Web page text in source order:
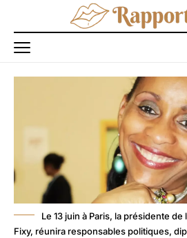
Le 13 juin à Paris, la présidente
Fixy, réunira responsables politiques,